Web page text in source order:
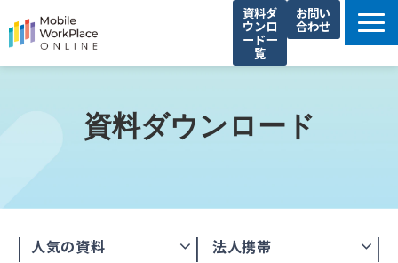
資料ダ
ウンロ
ード一
覧
お問い
合わせ
解決できる課題
コネクシオの強み
法人携帯お役立ち情報
セミナー・イベント情報
資料ダウンロード
人気の資料
法人携帯